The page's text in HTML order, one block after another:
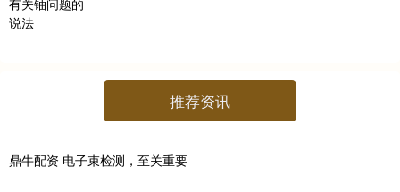
推荐资讯
鼎牛配资 电子束检测，至关重要